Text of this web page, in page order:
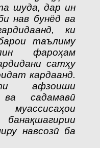
шуда, дар ин
нав бунёд ва
ки
таълиму
фароҳам
сатҳу
кардаанд.
афзоиши
садамавӣ
навсозӣ ба